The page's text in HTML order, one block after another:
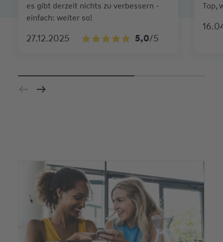
es gibt derzeit nichts zu verbessern -
einfach: weiter so!
27.12.2025 5,0/5
Top,